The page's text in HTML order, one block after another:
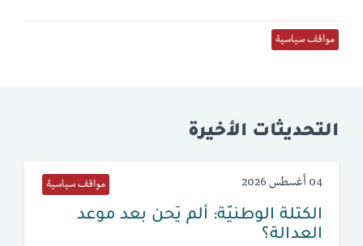
مواقف سياسية
التحديثات الأخيرة
04 أغسطس 2026 مواقف سياسية
الكتلة الوطنيّة: ألم يَحن بعد موعد
العدالة؟